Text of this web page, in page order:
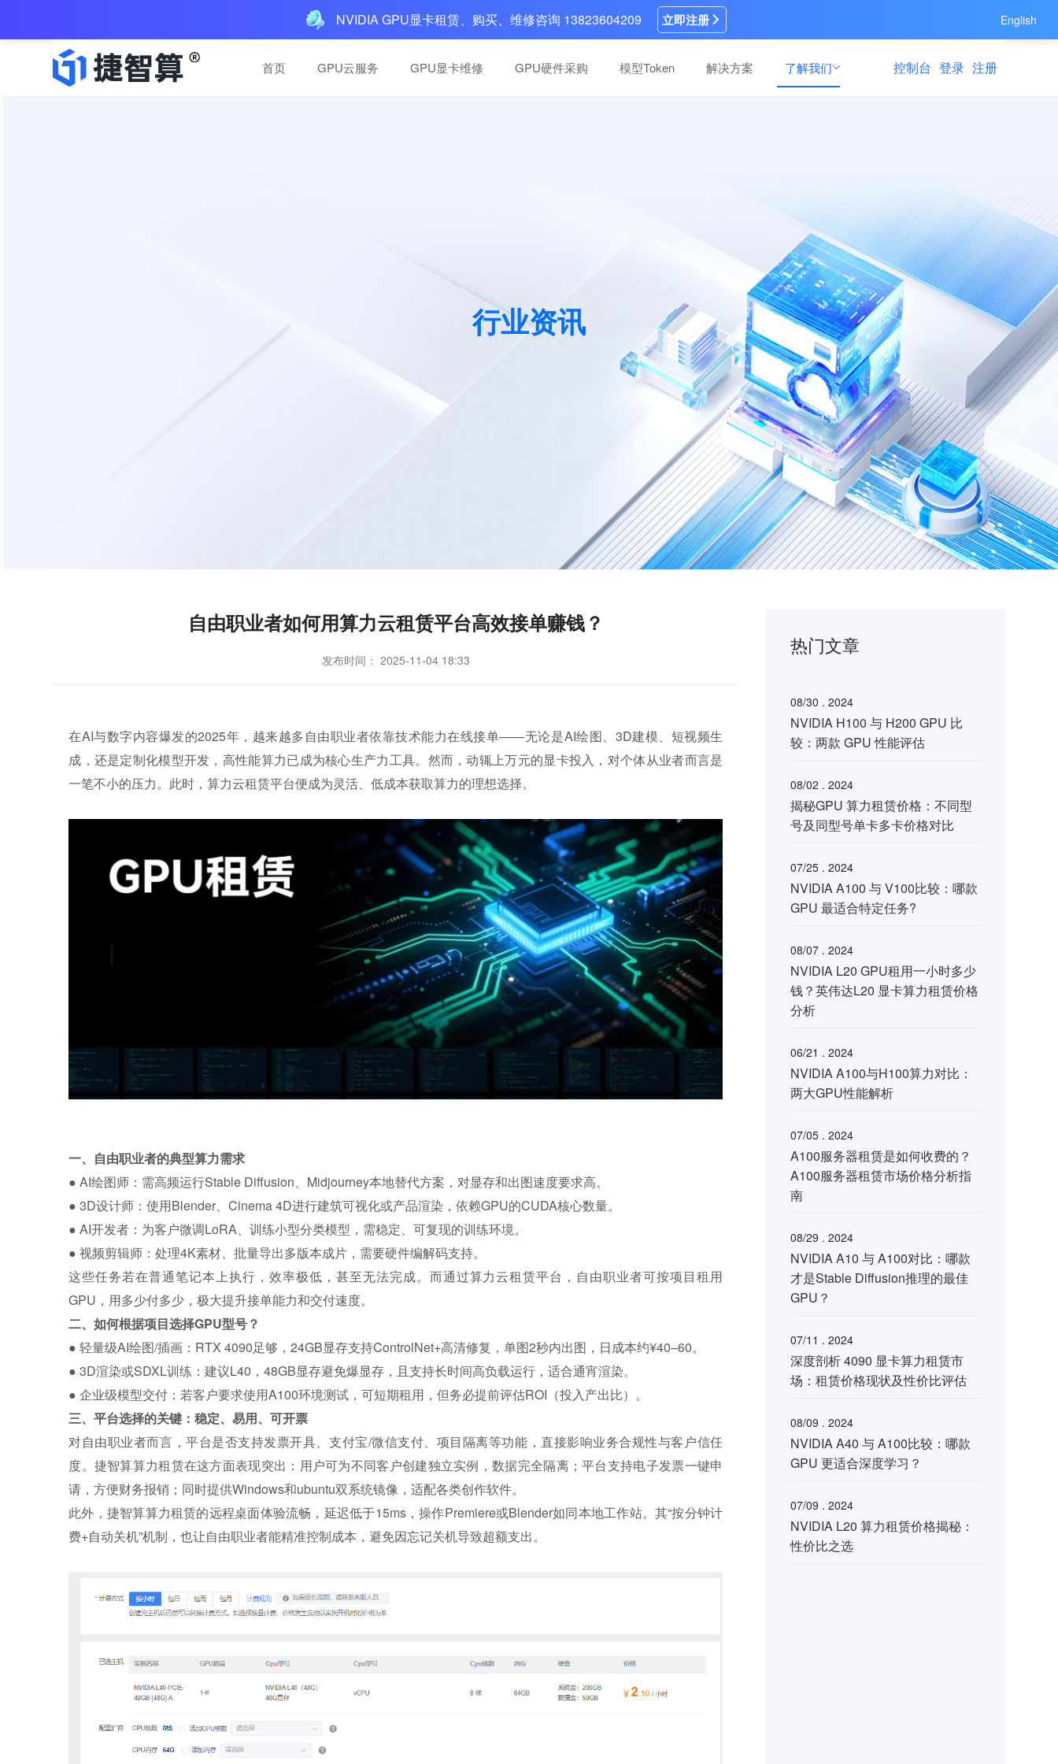
NVIDIA GPU显卡租赁、购买、维修咨询 13823604209 立即注册 English
首页 GPU云服务 GPU显卡维修 GPU硬件采购 模型Token 解决方案 了解我们 控制台 登录 注册
算力运营服务
全链路GPU算力资源纳管与商业运营服务，
资源纳管、营销推广到持续运维运营的一站
式GPU算力运营服务
算力运营服务
全链路GPU算力资源纳管与商业运营服务，
资源纳管、营销推广到持续运维运营的一站
式GPU算力运营服务
行业资讯
自由职业者如何用算力云租赁平台高效接单赚钱？
发布时间： 2025-11-04 18:33
在AI与数字内容爆发的2025年，越来越多自由职业者依靠技术能力在线接单——无论是AI绘图、3D建模、短视频生
成，还是定制化模型开发，高性能算力已成为核心生产力工具。然而，动辄上万元的显卡投入，对个体从业者而言是
一笔不小的压力。此时，算力云租赁平台便成为灵活、低成本获取算力的理想选择。
一、自由职业者的典型算力需求
● AI绘图师：需高频运行Stable Diffusion、Midjourney本地替代方案，对显存和出图速度要求高。
● 3D设计师：使用Blender、Cinema 4D进行建筑可视化或产品渲染，依赖GPU的CUDA核心数量。
● AI开发者：为客户微调LoRA、训练小型分类模型，需稳定、可复现的训练环境。
● 视频剪辑师：处理4K素材、批量导出多版本成片，需要硬件编解码支持。
这些任务若在普通笔记本上执行，效率极低，甚至无法完成。而通过算力云租赁平台，自由职业者可按项目租用
GPU，用多少付多少，极大提升接单能力和交付速度。
二、如何根据项目选择GPU型号？
● 轻量级AI绘图/插画：RTX 4090足够，24GB显存支持ControlNet+高清修复，单图2秒内出图，日成本约¥40–60。
● 3D渲染或SDXL训练：建议L40，48GB显存避免爆显存，且支持长时间高负载运行，适合通宵渲染。
● 企业级模型交付：若客户要求使用A100环境测试，可短期租用，但务必提前评估ROI（投入产出比）。
三、平台选择的关键：稳定、易用、可开票
对自由职业者而言，平台是否支持发票开具、支付宝/微信支付、项目隔离等功能，直接影响业务合规性与客户信任
度。捷智算算力租赁在这方面表现突出：用户可为不同客户创建独立实例，数据完全隔离；平台支持电子发票一键申
请，方便财务报销；同时提供Windows和ubuntu双系统镜像，适配各类创作软件。
此外，捷智算算力租赁的远程桌面体验流畅，延迟低于15ms，操作Premiere或Blender如同本地工作站。其“按分钟计
费+自动关机”机制，也让自由职业者能精准控制成本，避免因忘记关机导致超额支出。
热门文章
08/30 . 2024
NVIDIA H100 与 H200 GPU 比
较：两款 GPU 性能评估
08/02 . 2024
揭秘GPU 算力租赁价格：不同型
号及同型号单卡多卡价格对比
07/25 . 2024
NVIDIA A100 与 V100比较：哪款
GPU 最适合特定任务?
08/07 . 2024
NVIDIA L20 GPU租用一小时多少
钱？英伟达L20 显卡算力租赁价格
分析
06/21 . 2024
NVIDIA A100与H100算力对比：
两大GPU性能解析
07/05 . 2024
A100服务器租赁是如何收费的？
A100服务器租赁市场价格分析指
南
08/29 . 2024
NVIDIA A10 与 A100对比：哪款
才是Stable Diffusion推理的最佳
GPU？
07/11 . 2024
深度剖析 4090 显卡算力租赁市
场：租赁价格现状及性价比评估
08/09 . 2024
NVIDIA A40 与 A100比较：哪款
GPU 更适合深度学习？
07/09 . 2024
NVIDIA L20 算力租赁价格揭秘：
性价比之选